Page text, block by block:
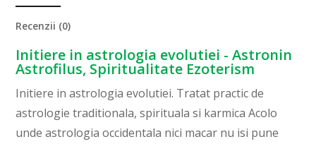
Recenzii (0)
Initiere in astrologia evolutiei - Astronin
Astrofilus, Spiritualitate Ezoterism
Initiere in astrologia evolutiei. Tratat practic de
astrologie traditionala, spirituala si karmica Acolo
unde astrologia occidentala nici macar nu isi pune